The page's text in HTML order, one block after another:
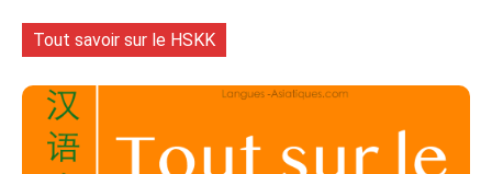
Tout savoir sur le HSKK